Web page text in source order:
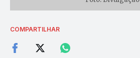
COMPARTILHAR